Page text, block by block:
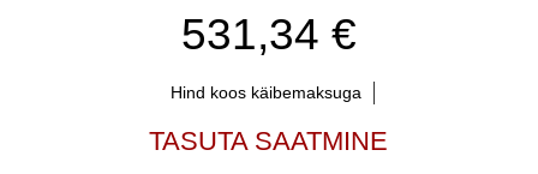
531,34 €
Hind koos käibemaksuga
TASUTA SAATMINE